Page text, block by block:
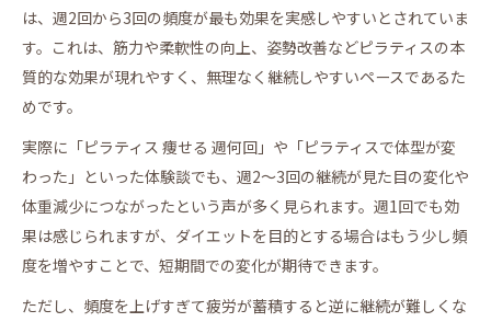
は、週2回から3回の頻度が最も効果を実感しやすいとされていま
す。これは、筋力や柔軟性の向上、姿勢改善などピラティスの本
質的な効果が現れやすく、無理なく継続しやすいペースであるた
めです。
実際に「ピラティス 痩せる 週何回」や「ピラティスで体型が変
わった」といった体験談でも、週2〜3回の継続が見た目の変化や
体重減少につながったという声が多く見られます。週1回でも効
果は感じられますが、ダイエットを目的とする場合はもう少し頻
度を増やすことで、短期間での変化が期待できます。
ただし、頻度を上げすぎて疲労が蓄積すると逆に継続が難しくな